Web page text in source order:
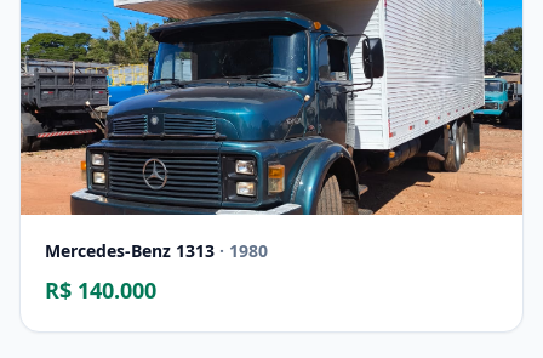
Mercedes-Benz 1313 · 1980
R$ 140.000